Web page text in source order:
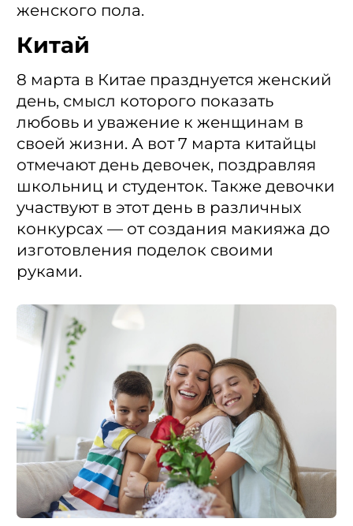
женского пола.
Китай
8 марта в Китае празднуется женский
день, смысл которого показать
любовь и уважение к женщинам в
своей жизни. А вот 7 марта китайцы
отмечают день девочек, поздравляя
школьниц и студенток. Также девочки
участвуют в этот день в различных
конкурсах — от создания макияжа до
изготовления поделок своими
руками.